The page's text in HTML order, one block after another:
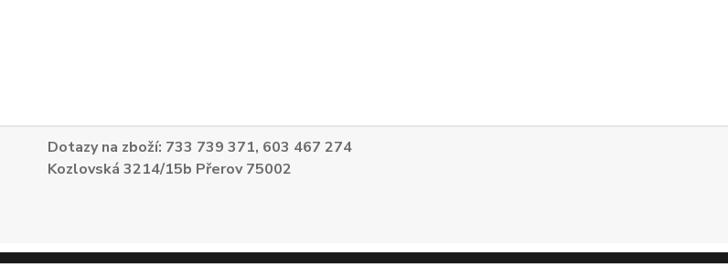
Dotazy na zboží: 733 739 371, 603 467 274
Kozlovská 3214/15b Přerov 75002